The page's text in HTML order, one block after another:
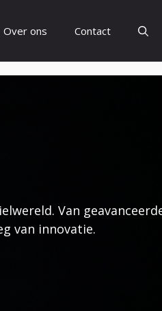
Over ons Contact
Van
van innovatie.